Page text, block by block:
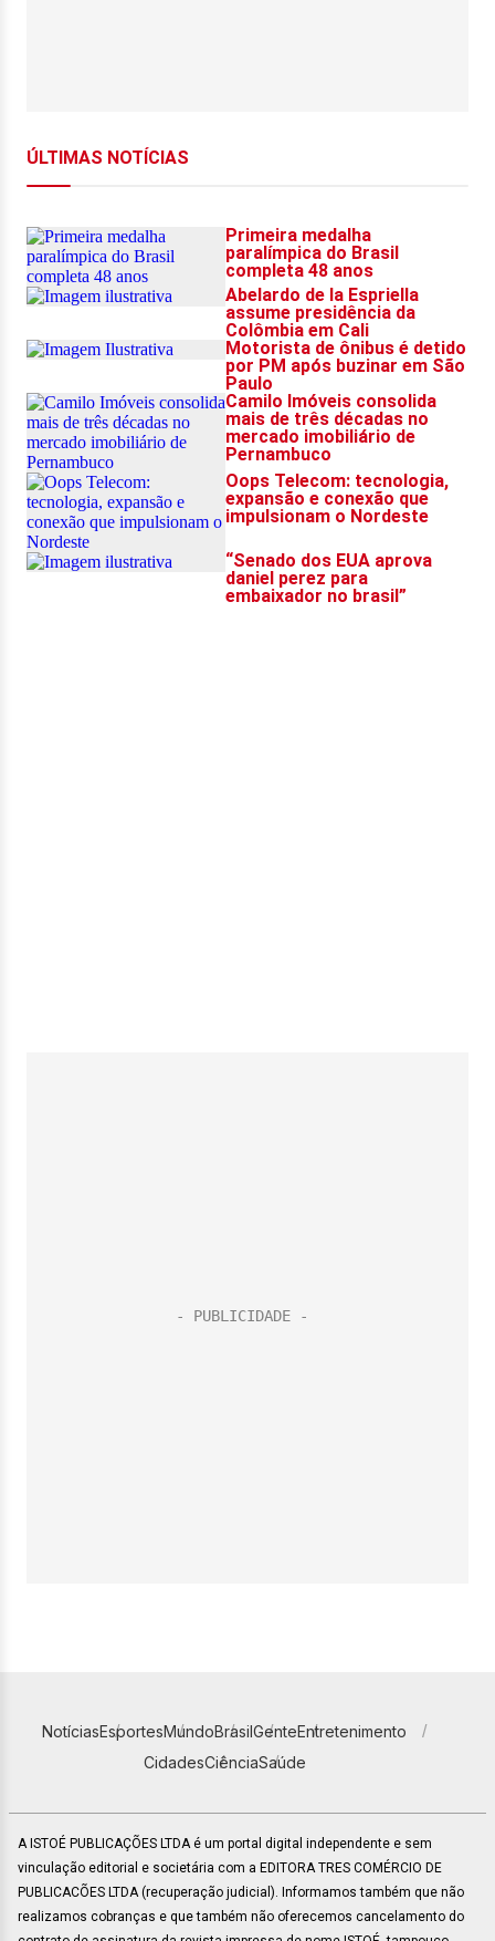
NotíciasEsportesMundoBrasilGenteEntretenimento
CidadesCiênciaSaúde
A ISTOÉ PUBLICAÇÕES LTDA é um portal digital independente e sem
vinculação editorial e societária com a EDITORA TRES COMÉRCIO DE
PUBLICACÕES LTDA (recuperação judicial). Informamos também que não
realizamos cobranças e que também não oferecemos cancelamento do